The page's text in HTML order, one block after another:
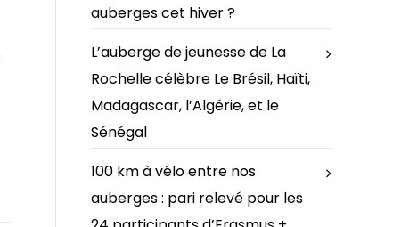
auberges cet hiver ?
L’auberge de jeunesse de La
Rochelle célèbre Le Brésil, Haïti,
Madagascar, l’Algérie, et le
Sénégal
100 km à vélo entre nos
auberges : pari relevé pour les